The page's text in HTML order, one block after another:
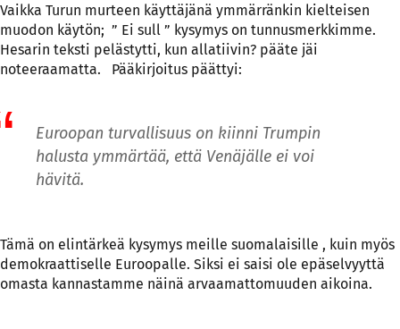
Vaikka Turun murteen käyttäjänä ymmärränkin kielteisen
muodon käytön; ” Ei sull ” kysymys on tunnusmerkkimme.
Hesarin teksti pelästytti, kun allatiivin? pääte jäi
noteeraamatta. Pääkirjoitus päättyi:
Euroopan turvallisuus on kiinni Trumpin
halusta ymmärtää, että Venäjälle ei voi
hävitä.
Tämä on elintärkeä kysymys meille suomalaisille , kuin myös
demokraattiselle Euroopalle. Siksi ei saisi ole epäselvyyttä
omasta kannastamme näinä arvaamattomuuden aikoina.